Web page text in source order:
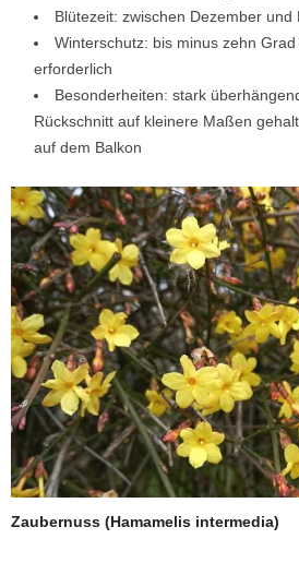
Blütezeit: zwischen Dezember und
Winterschutz: bis minus zehn
erforderlich
Besonderheiten: stark
Rückschnitt auf kleinere Maßen
auf dem Balkon
Zaubernuss (Hamamelis intermedia)